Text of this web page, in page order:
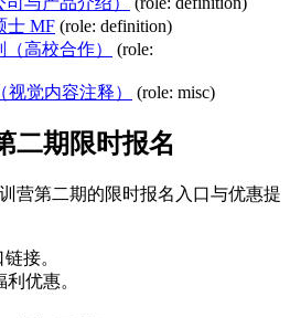
士 MF (role: definition)
高校合作）
(role:
觉内容注释）
(role: misc)
二期限时报名
营第二期的限时报名入口与优惠提
接。
优惠。